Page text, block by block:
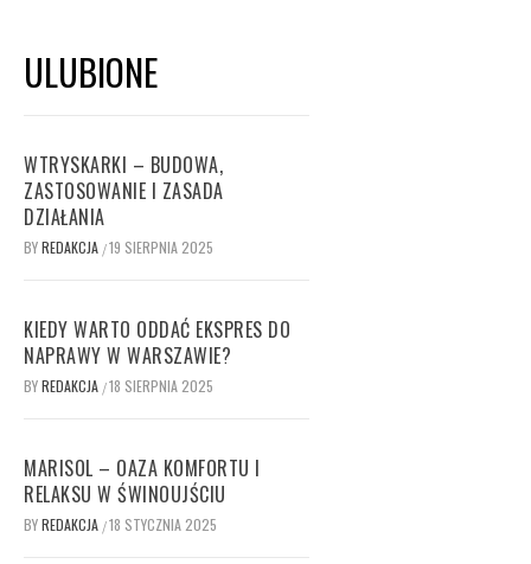
ULUBIONE
WTRYSKARKI – BUDOWA,
ZASTOSOWANIE I ZASADA
DZIAŁANIA
BYREDAKCJA /19 SIERPNIA 2025
KIEDY WARTO ODDAĆ EKSPRES DO
NAPRAWY W WARSZAWIE?
BYREDAKCJA /18 SIERPNIA 2025
MARISOL – OAZA KOMFORTU I
RELAKSU W ŚWINOUJŚCIU
BYREDAKCJA /18 STYCZNIA 2025